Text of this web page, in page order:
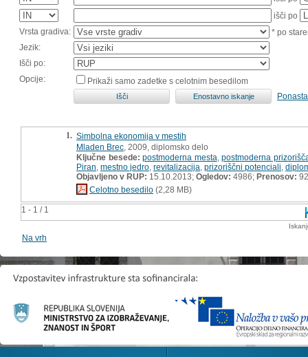
išči po
Vrsta gradiva:
* po
Jezik:
Išči po:
Opcije:
Prikaži samo zadetke s celotnim besedilom
1 - 1 / 1
1. Simbolna ekonomija v mestih
Mladen Brec , 2009, diplomsko delo
Ključne besede: postmoderna mesta ,postmoderna
Piran mestno jedro revitalizacija prizoriščni potenciali
Objavljeno v RUP: 15.10.2013; Ogledov: 4986; Prenosov: 92
Celotno besedilo (2,28 MB)
Na vrh